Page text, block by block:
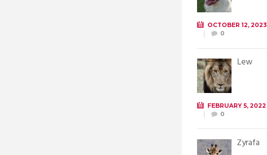
OCTOBER 12, 2023
0
Lew
FEBRUARY 5, 2022
0
Żyrafa